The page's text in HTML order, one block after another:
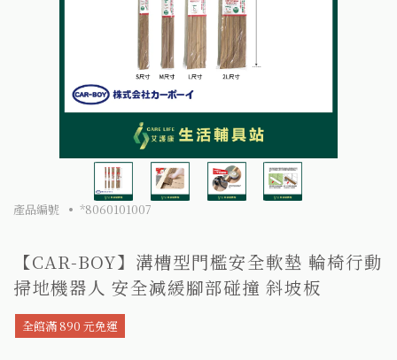
產品編號 *8060101007
【CAR-BOY】溝槽型門檻安全軟墊 輪椅行動
掃地機器人 安全減緩腳部碰撞 斜坡板
全館滿 890 元免運